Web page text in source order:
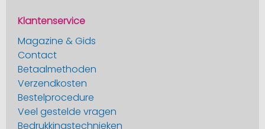
Klantenservice
Magazine & Gids
Contact
Betaalmethoden
Verzendkosten
Bestelprocedure
Veel gestelde vragen
Bedrukkingstechnieken